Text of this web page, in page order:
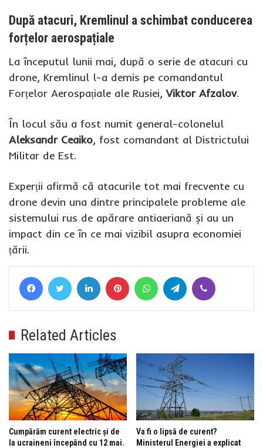
După atacuri, Kremlinul a schimbat conducerea
forțelor aerospațiale
La începutul lunii mai, după o serie de atacuri cu
drone, Kremlinul l-a demis pe comandantul
Forțelor Aerospațiale ale Rusiei,Viktor Afzalov.
În locul său a fost numit general-colonelul
Aleksandr Ceaiko, fost comandant al Districtului
Militar de Est.
Experții afirmă că atacurile tot mai frecvente cu
drone devin una dintre principalele probleme ale
sistemului rus de apărare antiaeriană și au un
impact din ce în ce mai vizibil asupra economiei
țării.
FacebookTwitter LinkedIn Pinterest WhatsAppTelegram
Related Articles
Cumpărăm curent electric și de
la ucraineni începând cu 12 mai.
Va fi o lipsă de curent?
Ministerul Energiei a explicat